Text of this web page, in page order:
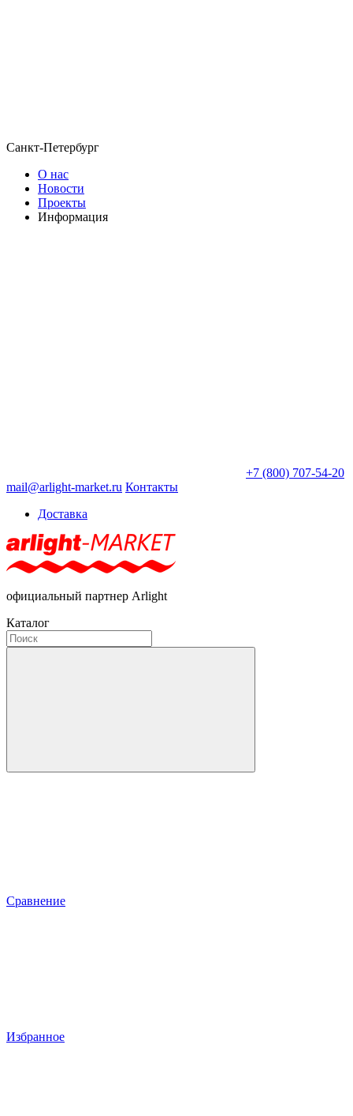
Санкт-Петербург
О нас
Новости
Проекты
Информация
+7 (800) 707-54-20
mail@arlight-market.ru Контакты
Доставка
официальный партнер Arlight
Каталог
Сравнение
Избранное